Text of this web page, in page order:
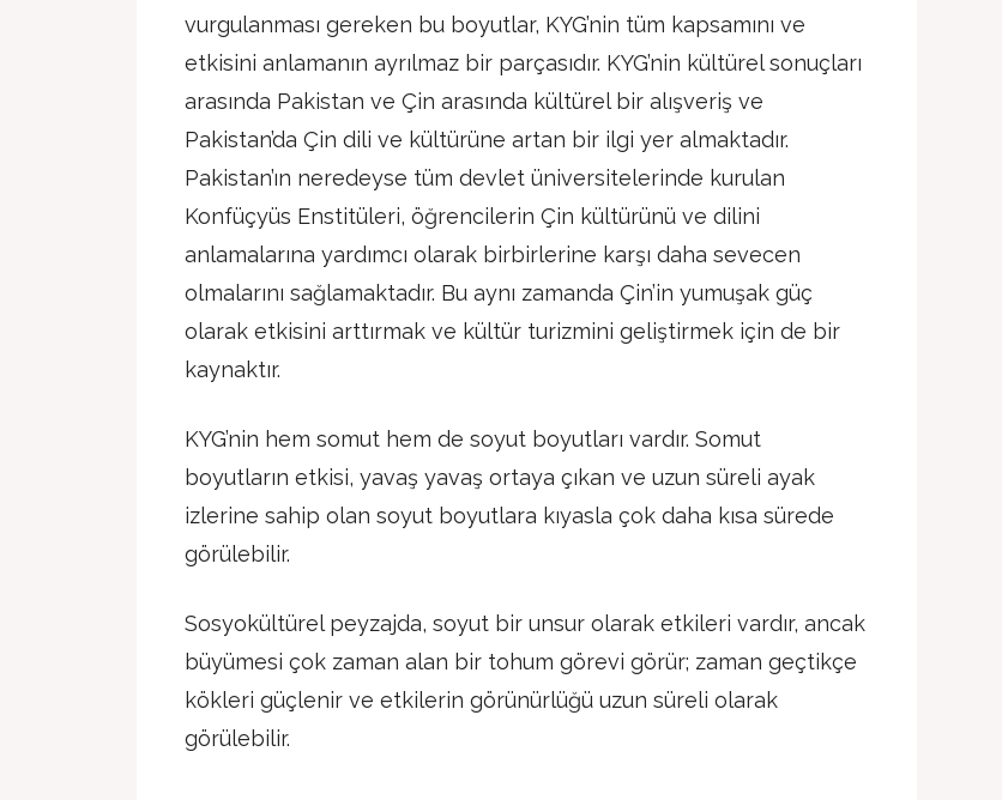
vurgulanması gereken bu boyutlar, KYG’nin tüm kapsamını ve
etkisini anlamanın ayrılmaz bir parçasıdır. KYG’nin kültürel sonuçları
arasında Pakistan ve Çin arasında kültürel bir alışveriş ve
Pakistan’da Çin dili ve kültürüne artan bir ilgi yer almaktadır.
Pakistan’ın neredeyse tüm devlet üniversitelerinde kurulan
Konfüçyüs Enstitüleri, öğrencilerin Çin kültürünü ve dilini
anlamalarına yardımcı olarak birbirlerine karşı daha sevecen
olmalarını sağlamaktadır. Bu aynı zamanda Çin’in yumuşak güç
olarak etkisini arttırmak ve kültür turizmini geliştirmek için de bir
kaynaktır.
KYG’nin hem somut hem de soyut boyutları vardır. Somut
boyutların etkisi, yavaş yavaş ortaya çıkan ve uzun süreli ayak
izlerine sahip olan soyut boyutlara kıyasla çok daha kısa sürede
görülebilir.
Sosyokültürel peyzajda, soyut bir unsur olarak etkileri vardır, ancak
büyümesi çok zaman alan bir tohum görevi görür; zaman geçtikçe
kökleri güçlenir ve etkilerin görünürlüğü uzun süreli olarak
görülebilir.